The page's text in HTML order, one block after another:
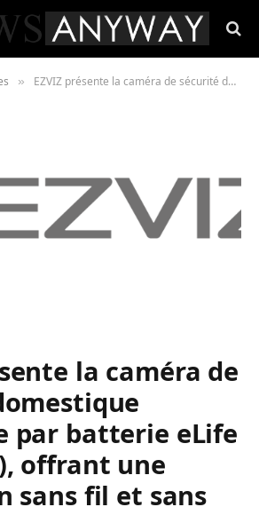
» EZVIZ présente la caméra de sécurité domestique alimentée par batterie eLife 2K+(BC1C), offrant une protection sans fil et sans tracas avec des performances premium
la caméra de
par batterie eLife
offrant une
sans fil et sans